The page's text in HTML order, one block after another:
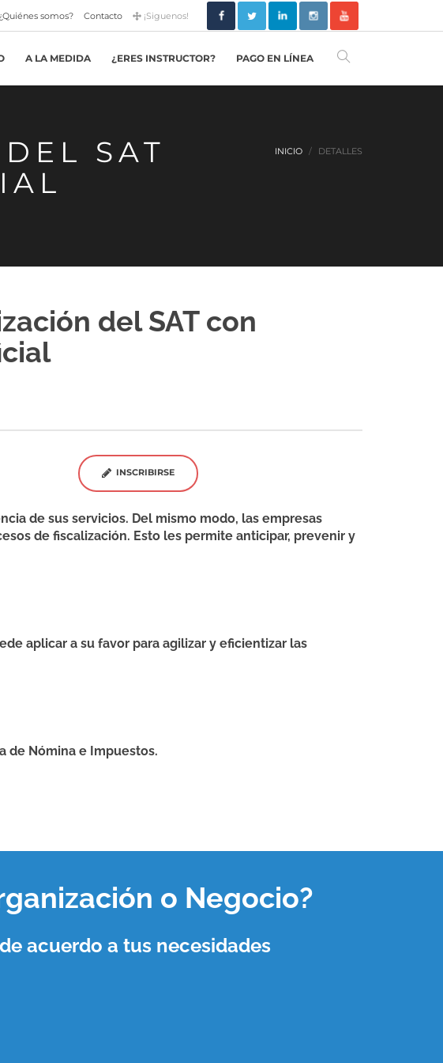
¿Quiénes somos? Contacto ¡Siguenos!
A LA MEDIDA ¿ERES INSTRUCTOR? PAGO EN LÍNEA
SAT
INICIO DETALLES
del SAT con
INSCRIBIRSE
de sus servicios. Del mismo modo, las empresas
de fiscalización. Esto les permite anticipar, prevenir y
aplicar a su favor para agilizar y eficientizar las
de Nómina e Impuestos.
o Negocio?
acuerdo a tus necesidades